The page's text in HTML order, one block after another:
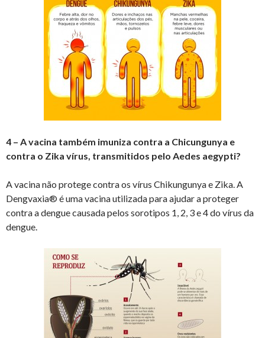
4 – A vacina também imuniza contra a Chicungunya e
contra o Zika vírus, transmitidos pelo Aedes aegypti?
A vacina não protege contra os vírus Chikungunya e Zika. A
Dengvaxia® é uma vacina utilizada para ajudar a proteger
contra a dengue causada pelos sorotipos 1, 2, 3 e 4 do vírus da
dengue.